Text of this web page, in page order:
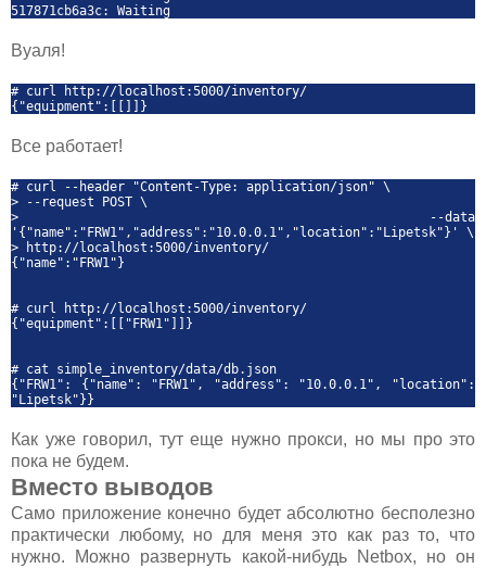
517871cb6a3c: Waiting
Вуаля!
# curl http://localhost:5000/inventory/
{"equipment":[[]]}
Все работает!
# curl --header "Content-Type: application/json" \
> --request POST \
> --data
'{"name":"FRW1","address":"10.0.0.1","location":"Lipetsk"}' \
> http://localhost:5000/inventory/
{"name":"FRW1"}
# curl http://localhost:5000/inventory/
{"equipment":[["FRW1"]]}
# cat simple_inventory/data/db.json
{"FRW1": {"name": "FRW1", "address": "10.0.0.1", "location":
"Lipetsk"}}
Как уже говорил, тут еще нужно прокси, но мы про это
пока не будем.
Вместо выводов
Само приложение конечно будет абсолютно бесполезно
практически любому, но для меня это как раз то, что
нужно. Можно развернуть какой-нибудь Netbox, но он